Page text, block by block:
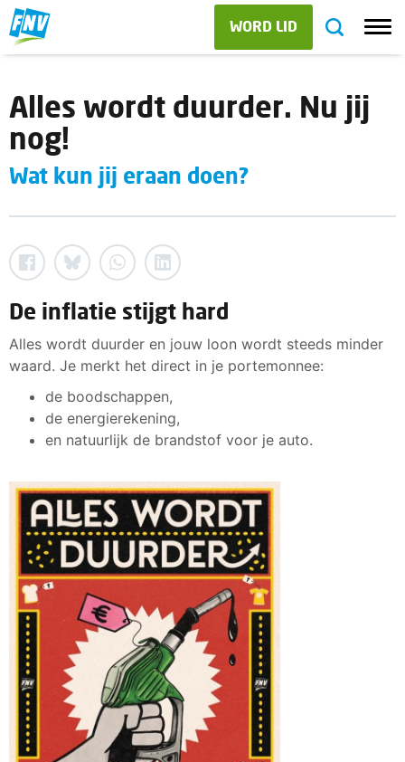
WORD LID
Alles wordt duurder. Nu jij
nog!
Wat kun jij eraan doen?
De inflatie stijgt hard
Alles wordt duurder en jouw loon wordt steeds minder
waard. Je merkt het direct in je portemonnee:
de boodschappen,
de energierekening,
en natuurlijk de brandstof voor je auto.